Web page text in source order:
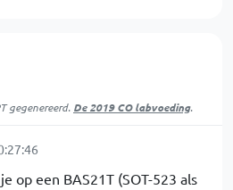
gegenereerd. De 2019 CO labvoeding.
op een BAS21T (SOT-523 als